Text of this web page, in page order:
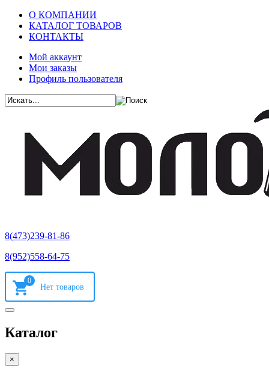
О КОМПАНИИ
КАТАЛОГ ТОВАРОВ
КОНТАКТЫ
Мой аккаунт
Мои заказы
Профиль пользователя
8(473)239-81-86
8(952)558-64-75
0
Каталог
×